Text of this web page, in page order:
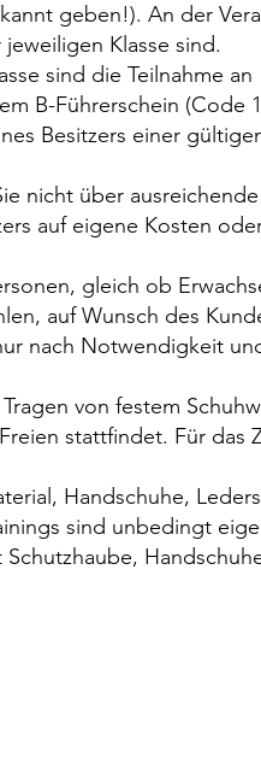
geben!). An der
Klasse sind.
sind die Teilnahme an
B-Führerschein (Code
Besitzers einer
nicht über ausreichende
auf eigene Kosten
gleich ob
auf Wunsch des
nach Notwendigkeit
von festem
stattfindet. Für das
Handschuhe,
sind unbedingt